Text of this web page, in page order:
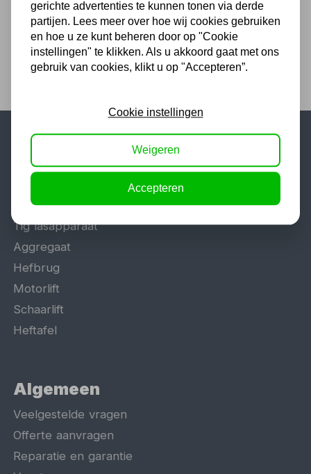
73,80 excl. BTW
Populaire categorieën
Lasapparaat
Tig lasapparaat
Aggregaat
Hefbrug
Motorlift
Schaarlift
Heftafel
Algemeen
Veelgestelde vragen
Offerte aanvragen
Reparatie en garantie
gerichte advertenties te kunnen tonen via derde
partijen. Lees meer over hoe wij cookies gebruiken
en hoe u ze kunt beheren door op "Cookie
instellingen" te klikken. Als u akkoord gaat met ons
gebruik van cookies, klikt u op "Accepteren”.
Cookie instellingen
Weigeren
Accepteren